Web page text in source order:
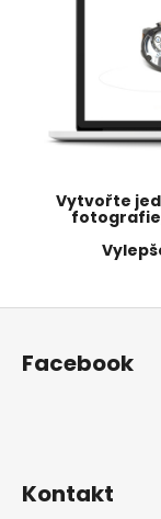
Vytvořte
Facebook
Kontakt